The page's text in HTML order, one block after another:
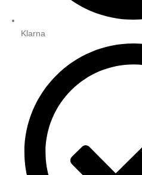
Klarna